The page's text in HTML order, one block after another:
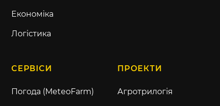
Економіка
Логістика
СЕРВІСИ
Погода (MeteoFarm)
ПРОЕКТИ
Агротрилогія